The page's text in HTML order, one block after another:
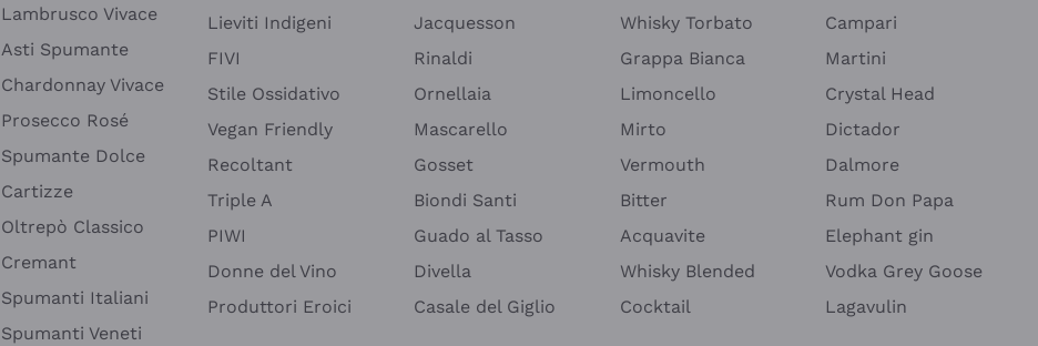
Lambrusco Vivace
Asti Spumante
Chardonnay Vivace
Prosecco Rosé
Spumante Dolce
Cartizze
Oltrepò Classico
Cremant
Spumanti Italiani
Spumanti Veneti
Lieviti Indigeni
FIVI
Stile Ossidativo
Vegan Friendly
Recoltant
Triple A
PIWI
Donne del Vino
Produttori Eroici
Jacquesson
Rinaldi
Ornellaia
Mascarello
Gosset
Biondi Santi
Guado al Tasso
Divella
Casale del Giglio
Whisky Torbato
Grappa Bianca
Limoncello
Mirto
Vermouth
Bitter
Acquavite
Whisky Blended
Cocktail
Campari
Martini
Crystal Head
Dictador
Dalmore
Rum Don Papa
Elephant gin
Vodka Grey Goose
Lagavulin